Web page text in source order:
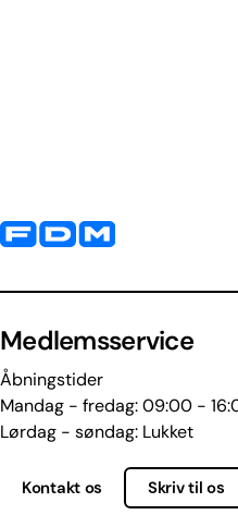
Yderligere information og
Medlemsservice
Åbningstider
Mandag - fredag: 09:00 -
Lørdag - søndag: Lukket
Kontakt os Skriv til os